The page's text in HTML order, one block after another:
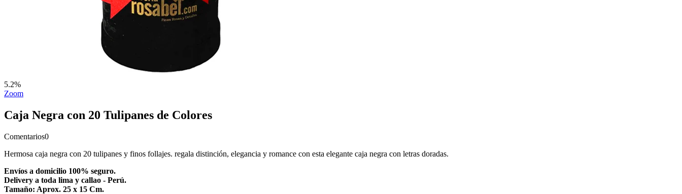
5.2%
Zoom
Caja Negra con 20 Tulipanes de Colores
Comentarios0
Hermosa caja negra con 20 tulipanes y finos follajes. regala distinción, elegancia y romance con esta elegante caja negra con letras doradas.
Envíos a domicilio 100% seguro.
Delivery a toda lima y callao - Perú.
Tamaño: Aprox. 25 x 15 Cm.